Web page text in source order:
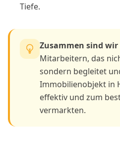
Tiefe.
Zusammen sind wir
Mitarbeitern, das
sondern begleitet
Immobilienobjekt in
effektiv und zum
vermarkten.